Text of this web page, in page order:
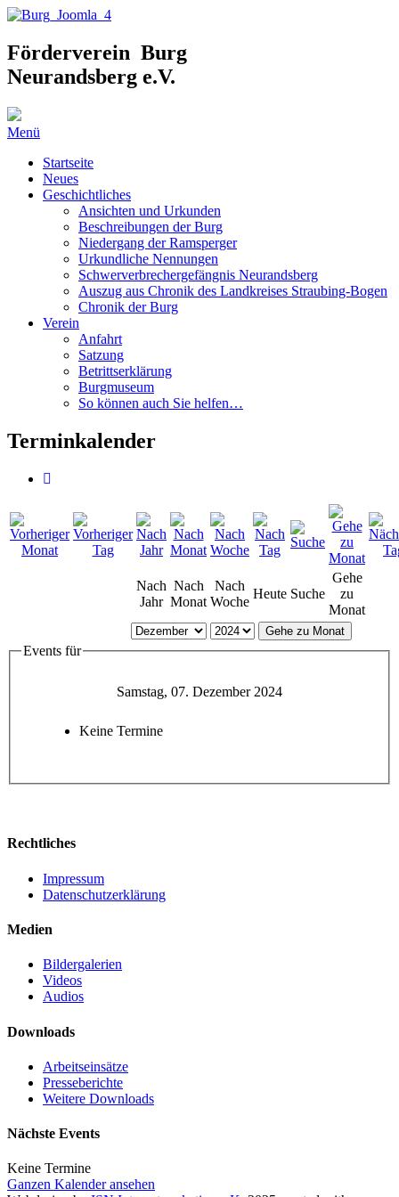
Förderverein Burg
Neurandsberg e.V.
Menü
Startseite
Neues
Geschichtliches
Ansichten und Urkunden
Beschreibungen der Burg
Niedergang der Ramsperger
Urkundliche Nennungen
Schwerverbrechergefängnis Neurandsberg
Auszug aus Chronik des Landkreises Straubing-Bogen
Chronik der Burg
Verein
Anfahrt
Satzung
Betrittserklärung
Burgmuseum
So können auch Sie helfen…
Terminkalender
Nach
Jahr
Nach
Monat
Nach
Woche
Heute Suche
Gehe
zu
Monat
Gehe zu Monat
Events für
Samstag, 07. Dezember 2024
Keine Termine
Rechtliches
Impressum
Datenschutzerklärung
Medien
Bildergalerien
Videos
Audios
Downloads
Arbeitseinsätze
Presseberichte
Weitere Downloads
Nächste Events
Keine Termine
Ganzen Kalender ansehen